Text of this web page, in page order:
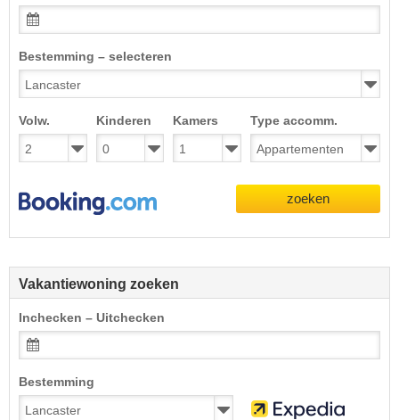
Bestemming – selecteren
Volw. Kinderen Kamers Type accomm.
zoeken
Vakantiewoning zoeken
Inchecken – Uitchecken
Bestemming